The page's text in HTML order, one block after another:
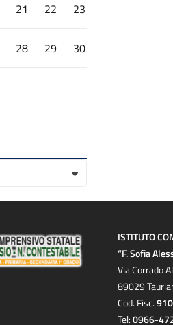
21 22 23
28 29 30
ISTITUTO
“F. Sofia
Via Corrado
89029
Cod. Fisc.
Tel:0966-